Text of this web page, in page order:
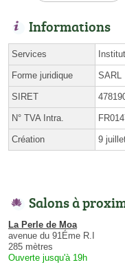
Informations
Services
Forme juridique SARL
SIRET
N° TVA Intra.
Création 9
Salons à
La Perle de Moa
avenue du 91Éme R.I
285 mètres
Ouverte jusqu'à 19h